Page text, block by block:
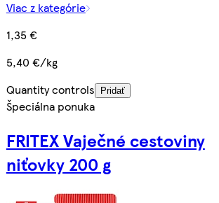
Viac z kategórie
1,35 €
5,40 €/kg
Quantity controls
Pridať
Špeciálna ponuka
FRITEX Vaječné cestoviny
niťovky 200 g